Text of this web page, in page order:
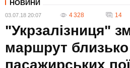
НОВИНИ
03.07.18 20:07 4 328 14
"Укрзалізниця"
маршрут
пасажирських